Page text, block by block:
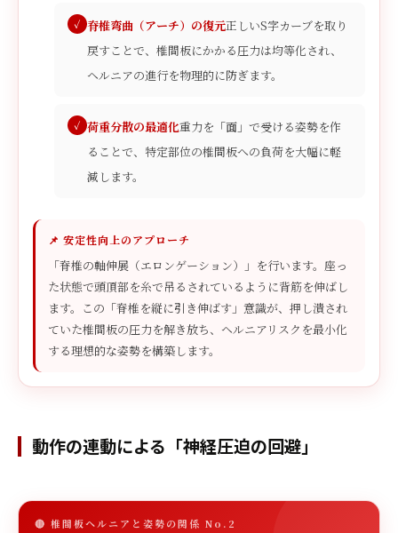
脊椎弯曲（アーチ）の復元正しいS字カーブを取り
戻すことで、椎間板にかかる圧力は均等化され、
ヘルニアの進行を物理的に防ぎます。
荷重分散の最適化重力を「面」で受ける姿勢を作
ることで、特定部位の椎間板への負荷を大幅に軽
減します。
📌 安定性向上のアプローチ
「脊椎の軸伸展（エロンゲーション）」を行います。座っ
た状態で頭頂部を糸で吊るされているように背筋を伸ばし
ます。この「脊椎を縦に引き伸ばす」意識が、押し潰され
ていた椎間板の圧力を解き放ち、ヘルニアリスクを最小化
する理想的な姿勢を構築します。
動作の連動による「神経圧迫の回避」
🔴 椎間板ヘルニアと姿勢の関係 No.2